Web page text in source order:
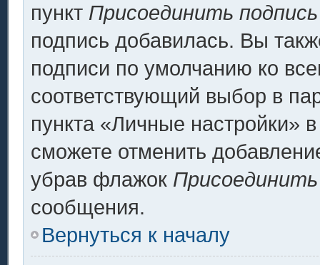
пункт Присоединить подпись
подпись добавилась. Вы
подписи по умолчанию ко
соответствующий выбор в
пункта «Личные настройки»
сможете отменить
убрав флажок
сообщения.
Вернуться к началу